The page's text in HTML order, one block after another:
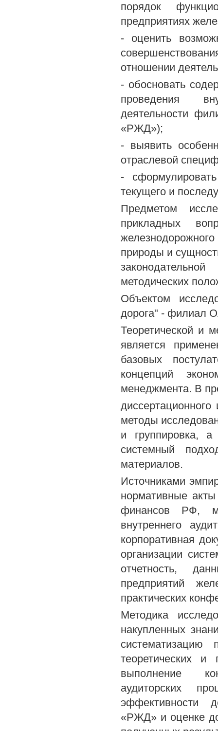
порядок
предприятиях
- оценить
отношении
- обосновать
проведения
деятельности
«РЖД»);
- выявить
отраслевой
-
текущего и
Предметом
прикладных
природы и
методических
Объектом
дорога" - филиал
Теоретической и
является
базовых
концепций
менеджмента. В
методы
и группировка, а
системный
материалов.
Источниками
нормативные
финансов РФ,
внутреннего
корпоративная
организации
отчетность,
предприятий
практических
Методика
накупленных
систематизацию
теоретических
выполнение
аудиторских
эффективности
«РЖД» и оценке